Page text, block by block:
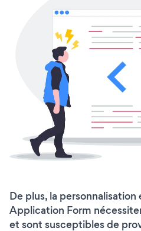
De plus, la
Application Form
et sont susceptibles de